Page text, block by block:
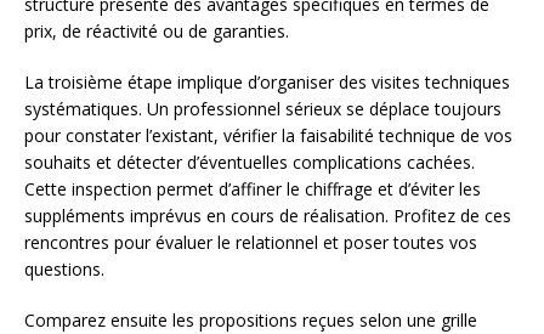
prix, de réactivité ou de garanties.
La troisième étape implique d’organiser des visites techniques
systématiques. Un professionnel sérieux se déplace toujours
pour constater l’existant, vérifier la faisabilité technique de vos
souhaits et détecter d’éventuelles complications cachées.
Cette inspection permet d’affiner le chiffrage et d’éviter les
suppléments imprévus en cours de réalisation. Profitez de ces
rencontres pour évaluer le relationnel et poser toutes vos
questions.
Comparez ensuite les propositions reçues selon une grille